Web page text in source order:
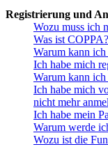
Registrierung und
Wozu muss ich
Was ist COPPA?
Warum kann
Ich habe mich
Warum kann
Ich habe mich
nicht mehr
Ich habe mein
Warum werde
Wozu ist die